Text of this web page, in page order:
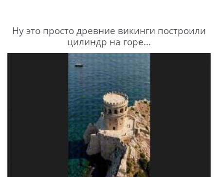
Ну это просто древние викинги построили
цилиндр на горе...